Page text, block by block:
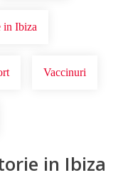
in Ibiza
Vaccinuri
in Ibiza